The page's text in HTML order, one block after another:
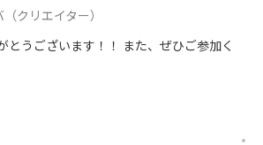
（クリエイター）
とうございます！！ また、ぜひご参加く